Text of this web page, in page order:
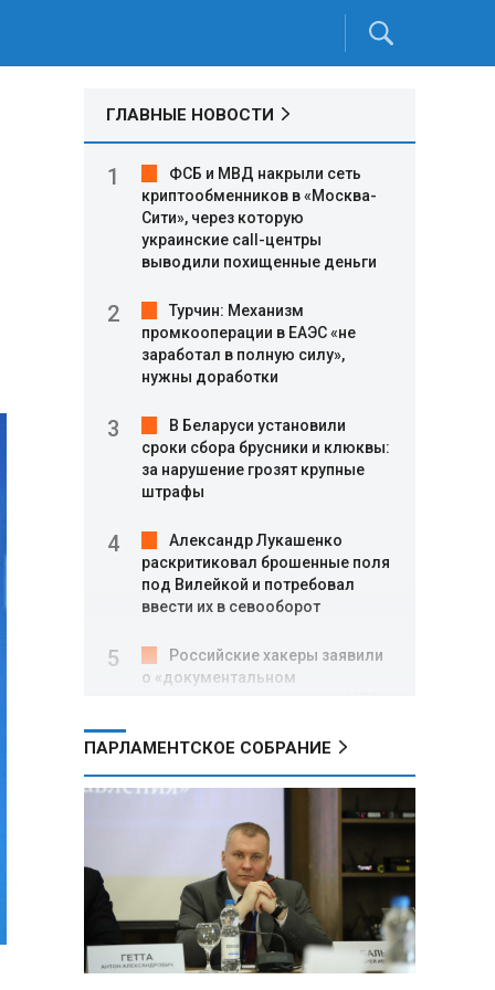
ГЛАВНЫЕ НОВОСТИ
ФСБ и МВД накрыли сеть
криптообменников в «Москва-
Сити», через которую
украинские call-центры
выводили похищенные деньги
Турчин: Механизм
промкооперации в ЕАЭС «не
заработал в полную силу»,
нужны доработки
В Беларуси установили
сроки сбора брусники и клюквы:
за нарушение грозят крупные
штрафы
Александр Лукашенко
раскритиковал брошенные поля
под Вилейкой и потребовал
ввести их в севооборот
Российские хакеры заявили
о «документальном
склад Wildberries в
Екатеринбурге эвакуировали 800
Минобороны РФ: за ночь
ПВО сбила 203 украинских дрона
над регионами России и Черным
морем
ПАРЛАМЕНТСКОЕ СОБРАНИЕ